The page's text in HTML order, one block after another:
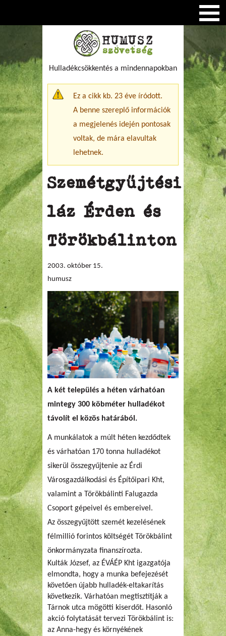
Hulladékcsökkentés a mindennapokban
Figyelmeztető üzenet
Ez a cikk kb. 23 éve íródott.
A benne szereplő információk
a megjelenés idején pontosak
voltak, de mára elavultak
lehetnek.
Szemétgyűjtési
láz Érden és
Törökbálinton
2003. október 15.
humusz
A két település a héten várhatóan
mintegy 300 köbméter hulladékot
távolít el közös határából.
A munkálatok a múlt héten kezdődtek
és várhatóan 170 tonna hulladékot
sikerül összegyűjtenie az Érdi
Városgazdálkodási és Építőipari Kht,
valamint a Törökbálinti Falugazda
Csoport gépeivel és embereivel.
Az összegyűjtött szemét kezelésének
félmillió forintos költségét Törökbálint
önkormányzata finanszírozta.
Kulták József, az ÉVÁÉP Kht igazgatója
elmondta, hogy a munka befejezését
követően újabb hulladék-eltakarítás
következik. Várhatóan megtisztítják a
Tárnok utca mögötti kiserdőt. Hasonló
akció folytatását tervezi Törökbálint is:
az Anna-hegy és környékének